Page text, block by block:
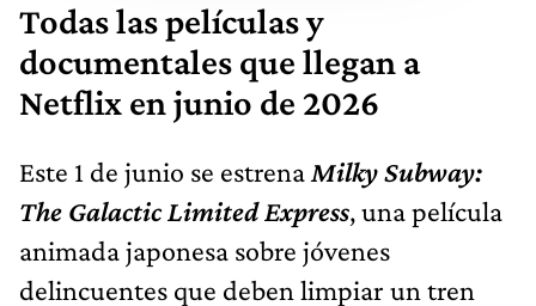
Todas las películas y
documentales que llegan a
Netflix en junio de 2026
Este 1 de junio se estrenaMilky Subway:
The Galactic Limited Express, una película
animada japonesa sobre jóvenes
delincuentes que deben limpiar un tren